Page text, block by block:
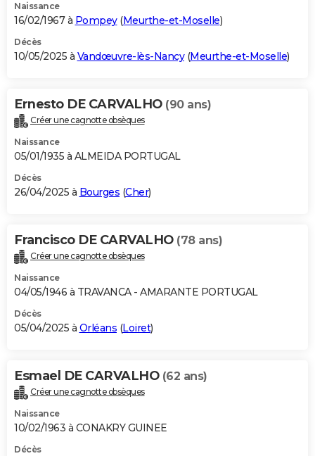
Naissance
16/02/1967 à Pompey(Meurthe-et-Moselle)
Décès
10/05/2025 à Vandœuvre-lès-Nancy(Meurthe-et-Moselle)
Ernesto DE CARVALHO (90 ans)
Créer une cagnotte obsèques
Naissance
05/01/1935 à ALMEIDA PORTUGAL
Décès
26/04/2025 à Bourges (Cher)
Francisco DE CARVALHO (78 ans)
Créer une cagnotte obsèques
Naissance
04/05/1946 à TRAVANCA - AMARANTE PORTUGAL
Décès
05/04/2025 à Orléans (Loiret)
Esmael DE CARVALHO (62 ans)
Créer une cagnotte obsèques
Naissance
10/02/1963 à CONAKRY GUINEE
Décès